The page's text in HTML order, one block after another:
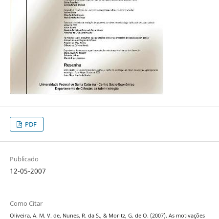
PDF
Publicado
12-05-2007
Como Citar
Oliveira, A. M. V. de, Nunes, R. da S., & Moritz, G. de O. (2007). As motivações